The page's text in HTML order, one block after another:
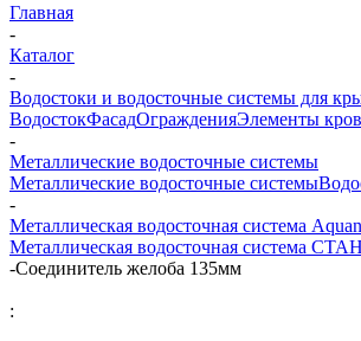
Главная
-
Каталог
-
Водостоки и водосточные системы для
ВодостокФасадОгражденияЭлементы
-
Металлические водосточные системы
Металлические водосточные системы
-
Металлическая водосточная система
Металлическая водосточная система
-Соединитель желоба 135мм
: